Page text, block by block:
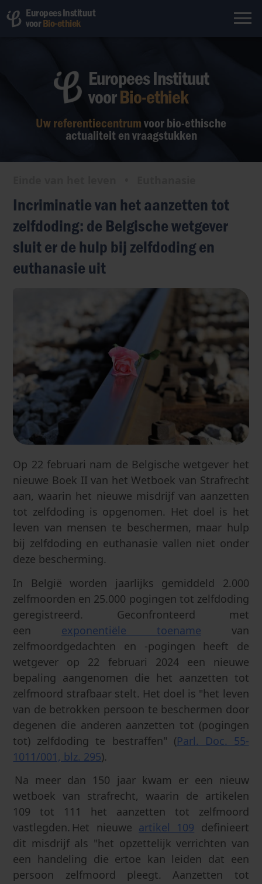
Europees Instituut
voorBio-ethiek
Uw referentiecentrumvoor bio-ethische
actualiteit en vraagstukken
Europees Instituut
voorBio-ethiek
Incriminatie van het aanzetten tot
zelfdoding: de Belgische wetgever
sluit er de hulp bij zelfdoding en
euthanasie uit
Op 22 februari nam de Belgische wetgever het
nieuwe Boek II van het Wetboek van Strafrecht
aan, waarin het nieuwe misdrijf van aanzetten
tot zelfdoding is opgenomen. Het doel is het
leven van mensen te beschermen, maar hulp
bij zelfdoding en euthanasie vallen niet onder
deze bescherming.
In België worden jaarlijks gemiddeld 2.000
zelfmoorden en 25.000 pogingen tot zelfdoding
geregistreerd. Geconfronteerd met
een exponentiële toename van
zelfmoordgedachten en -pogingen heeft de
wetgever op 22 februari 2024 een nieuwe
bepaling aangenomen die het aanzetten tot
zelfmoord strafbaar stelt. Het doel is "het leven
van de betrokken persoon te beschermen door
degenen die anderen aanzetten tot (pogingen
tot) zelfdoding te bestraffen" (Parl. Doc. 55-
1011/001, blz. 295).
Na meer dan 150 jaar kwam er een nieuw
wetboek van strafrecht, waarin de artikelen
109 tot 111 het aanzetten tot zelfmoord
vastlegden. Het nieuwe artikel 109 definieert
dit misdrijf als "het opzettelijk verrichten van
een handeling die ertoe kan leiden dat een
persoon zelfmoord pleegt. Aanzetten tot